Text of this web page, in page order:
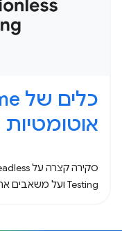
Testing ועל משאבים אחרים מצוות Chrome Tooling.